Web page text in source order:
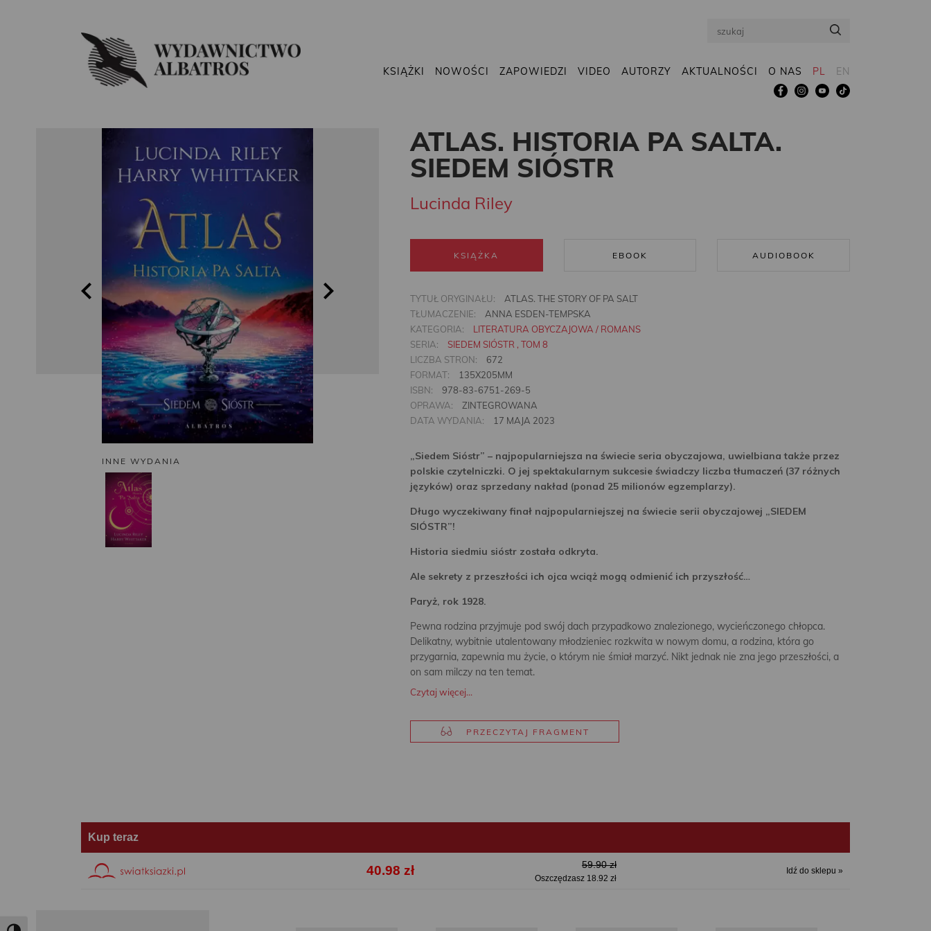
Search
KSIĄŻKI NOWOŚCI ZAPOWIEDZI VIDEO AUTORZY AKTUALNOŚCI O NAS PL EN
ATLAS. HISTORIA PA SALTA.
SIEDEM SIÓSTR
Lucinda Riley
KSIĄŻKA EBOOK AUDIOBOOK
TYTUŁ ORYGINAŁU:
ATLAS. THE STORY OF PA SALT
TŁUMACZENIE:
ANNA ESDEN-TEMPSKA
KATEGORIA:
LITERATURA OBYCZAJOWA / ROMANS
SERIA:
SIEDEM SIÓSTR , TOM 8
LICZBA STRON:
672
FORMAT:
135X205MM
ISBN:
978-83-6751-269-5
OPRAWA:
ZINTEGROWANA
DATA WYDANIA:
17 MAJA 2023
„Siedem Sióstr” – najpopularniejsza na świecie seria obyczajowa, uwielbiana także przez
polskie czytelniczki. O jej spektakularnym sukcesie świadczy liczba tłumaczeń (37 różnych
języków) oraz sprzedany nakład (ponad 25 milionów egzemplarzy).
Długo wyczekiwany finał najpopularniejszej na świecie serii obyczajowej „SIEDEM
SIÓSTR”!
Historia siedmiu sióstr została odkryta.
Ale sekrety z przeszłości ich ojca wciąż mogą odmienić ich przyszłość…
Paryż, rok 1928.
Pewna rodzina przyjmuje pod swój dach przypadkowo znalezionego, wycieńczonego chłopca.
Delikatny, wybitnie utalentowany młodzieniec rozkwita w nowym domu, a rodzina, która go
przygarnia, zapewnia mu życie, o którym nie śmiał marzyć. Nikt jednak nie zna jego przeszłości, a
on sam milczy na ten temat.
Czytaj więcej...
PRZECZYTAJ FRAGMENT
INNE WYDANIA
Kup teraz
40.98 zł 59.90 zł
Oszczędzasz 18.92 zł
Idź do sklepu »